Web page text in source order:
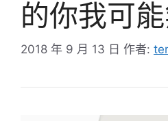
的你我可
2018 年 9 月 13 日 作者: